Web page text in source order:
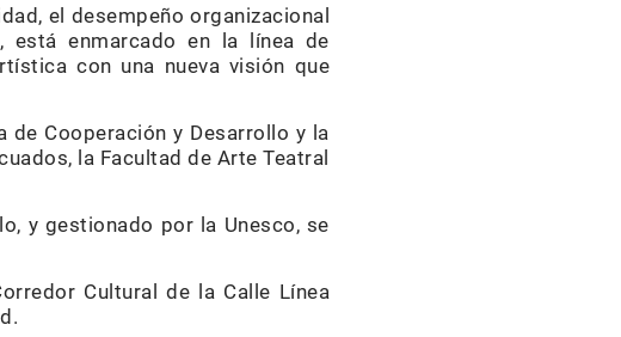
el desempeño organizacional
enmarcado en la línea de
con una nueva visión que
Cooperación y Desarrollo y la
la Facultad de Arte Teatral
y gestionado por la Unesco, se
Cultural de la Calle Línea